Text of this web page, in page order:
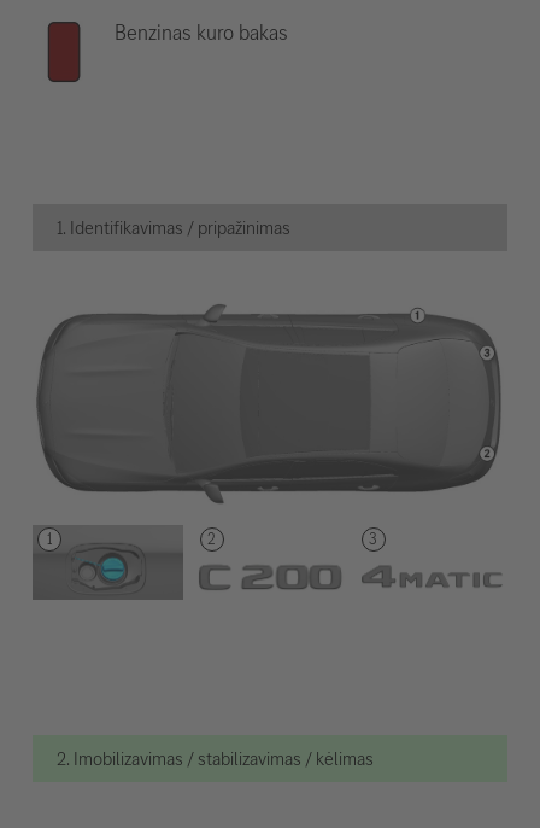
Benzinas kuro bakas
1. Identifikavimas / pripažinimas
2. Imobilizavimas / stabilizavimas / kėlimas